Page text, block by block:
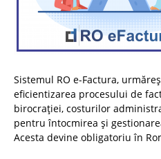
Sistemul RO e-Factura,
eficientizarea procesului de
birocrației, costurilor
pentru întocmirea și
Acesta devine obligatoriu în